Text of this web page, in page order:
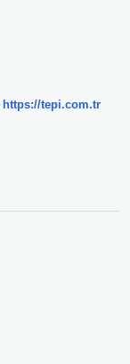
https://tepi.com.tr